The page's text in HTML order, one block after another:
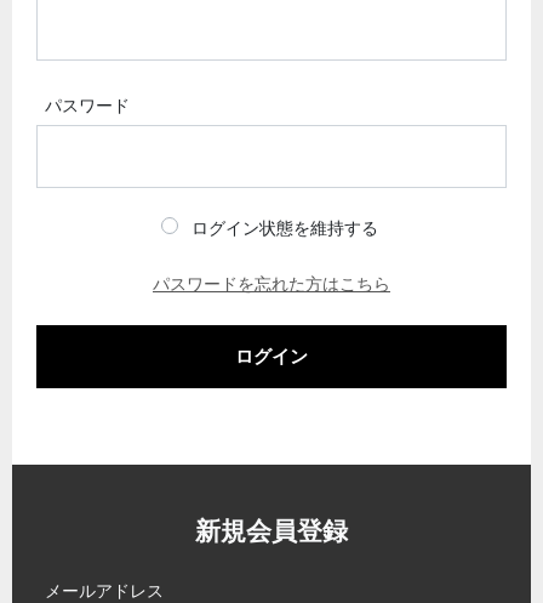
パスワード
ログイン状態を維持する
パスワードを忘れた方はこちら
ログイン
新規会員登録
メールアドレス